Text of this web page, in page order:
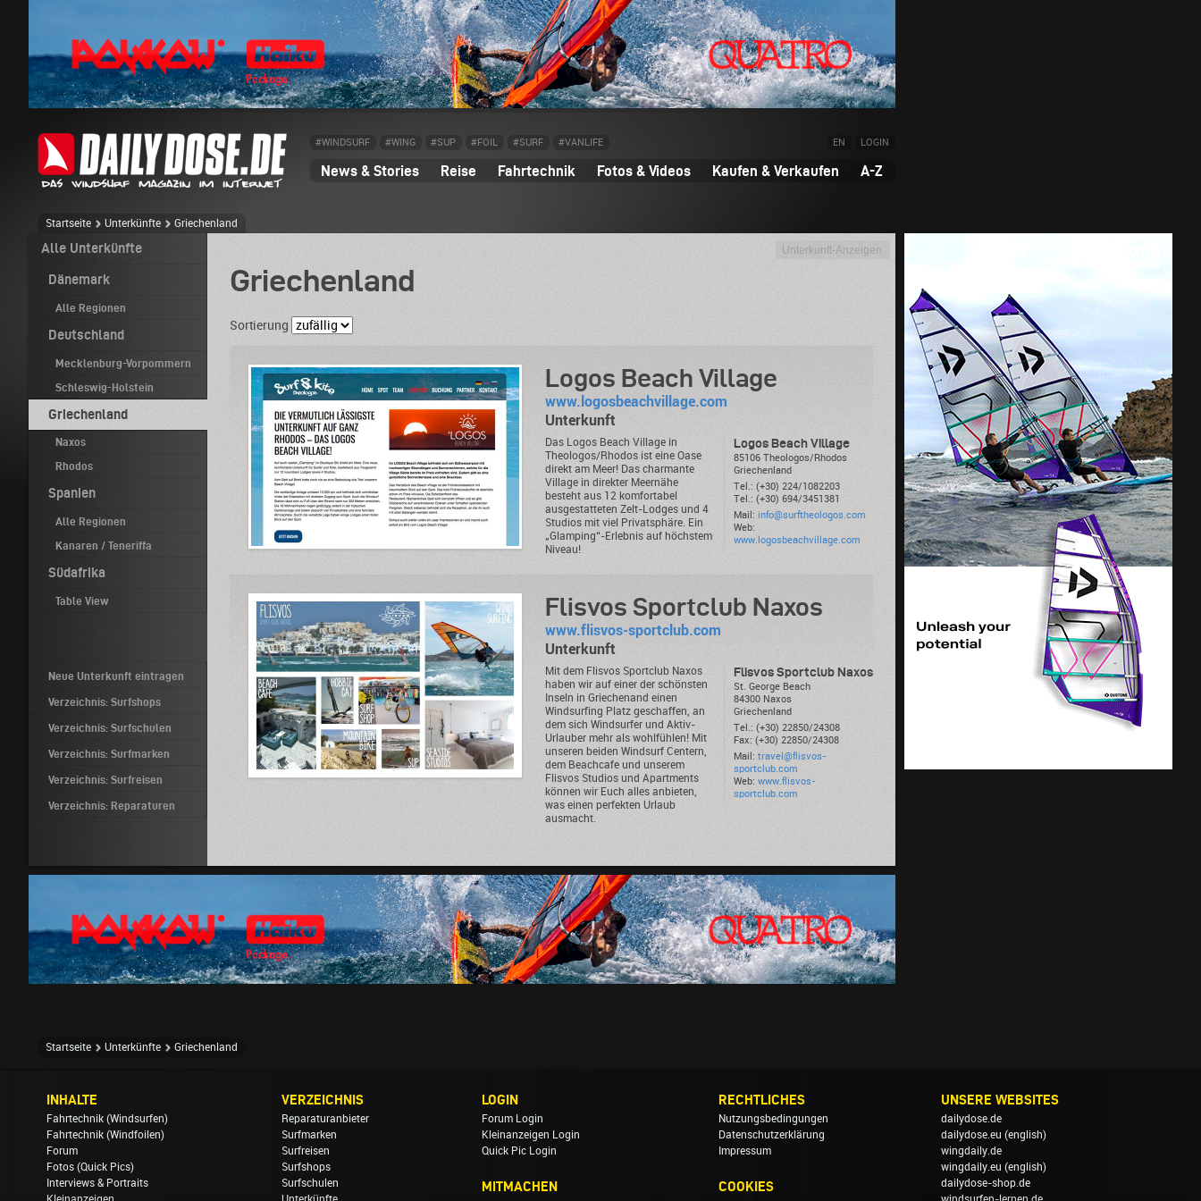
#WINDSURF #WING #SUP #FOIL #SURF #VANLIFE EN LOGIN
News & Stories Reise Fahrtechnik Fotos & Videos Kaufen & Verkaufen A-Z
Startseite Unterkünfte Griechenland
Alle Unterkünfte
Dänemark
Alle Regionen
Deutschland
Mecklenburg-Vorpommern
Schleswig-Holstein
Griechenland
Naxos
Rhodos
Spanien
Alle Regionen
Kanaren / Teneriffa
Südafrika
Table View
Neue Unterkunft eintragen
Verzeichnis: Surfshops
Verzeichnis: Surfschulen
Verzeichnis: Surfmarken
Verzeichnis: Surfreisen
Verzeichnis: Reparaturen
Unterkunft-Anzeigen
Griechenland
Sortierung
Logos Beach Village
www.logosbeachvillage.com
Unterkunft
Das Logos Beach Village in
Theologos/Rhodos ist eine Oase
direkt am Meer! Das charmante
Village in direkter Meernähe
besteht aus 12 komfortabel
ausgestatteten Zelt-Lodges und 4
Studios mit viel Privatsphäre. Ein
„Glamping“-Erlebnis auf höchstem
Niveau!
Logos Beach Village
85106 Theologos/Rhodos
Griechenland
Tel.: (+30) 224/1082203
Tel.: (+30) 694/3451381
Mail: info@surftheologos.com
Web:
www.logosbeachvillage.com
Flisvos Sportclub Naxos
www.flisvos-sportclub.com
Unterkunft
Mit dem Flisvos Sportclub Naxos
haben wir auf einer der schönsten
Inseln in Griechenand einen
Windsurfing Platz geschaffen, an
dem sich Windsurfer und Aktiv-
Urlauber mehr als wohlfühlen! Mit
unseren beiden Windsurf Centern,
dem Beachcafe und unserem
Flisvos Studios und Apartments
können wir Euch alles anbieten,
was einen perfekten Urlaub
ausmacht.
Flisvos Sportclub Naxos
St. George Beach
84300 Naxos
Griechenland
Tel.: (+30) 22850/24308
Fax: (+30) 22850/24308
Mail: travel@flisvos-
sportclub.com
Web: www.flisvos-
sportclub.com
Startseite Unterkünfte Griechenland
INHALTE
Fahrtechnik (Windsurfen)
Fahrtechnik (Windfoilen)
Forum
Fotos (Quick Pics)
Interviews & Portraits
VERZEICHNIS
Reparaturanbieter
Surfmarken
Surfreisen
Surfshops
Surfschulen
LOGIN
Forum Login
Kleinanzeigen Login
Quick Pic Login
MITMACHEN
RECHTLICHES
Nutzungsbedingungen
Datenschutzerklärung
Impressum
COOKIES
UNSERE WEBSITES
dailydose.de
dailydose.eu (english)
wingdaily.de
wingdaily.eu (english)
dailydose-shop.de